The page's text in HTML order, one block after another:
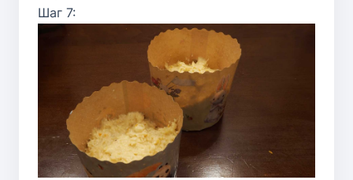
Шаг 7: